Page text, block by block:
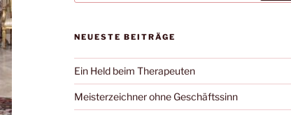
NEUESTE BEITRÄGE
Ein Held beim Therapeuten
Meisterzeichner ohne Geschäftssinn